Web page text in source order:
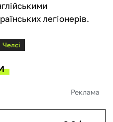
легіонерів.
Челсі
Реклама